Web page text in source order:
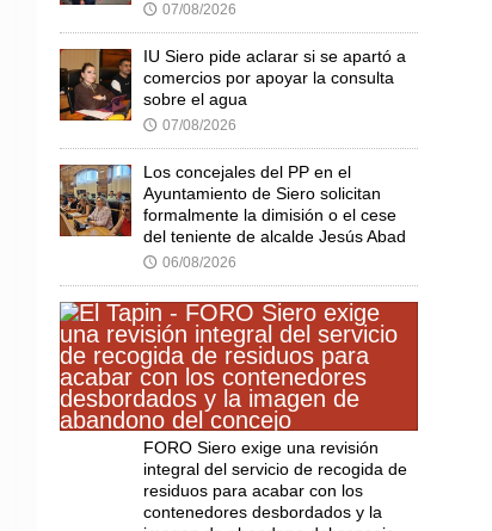
🕔 07/08/2026
IU Siero pide aclarar si se apartó a
comercios por apoyar la consulta
sobre el agua
🕔 07/08/2026
Los concejales del PP en el
Ayuntamiento de Siero solicitan
formalmente la dimisión o el cese
del teniente de alcalde Jesús Abad
🕔 06/08/2026
FORO Siero exige una revisión
integral del servicio de recogida de
residuos para acabar con los
contenedores desbordados y la